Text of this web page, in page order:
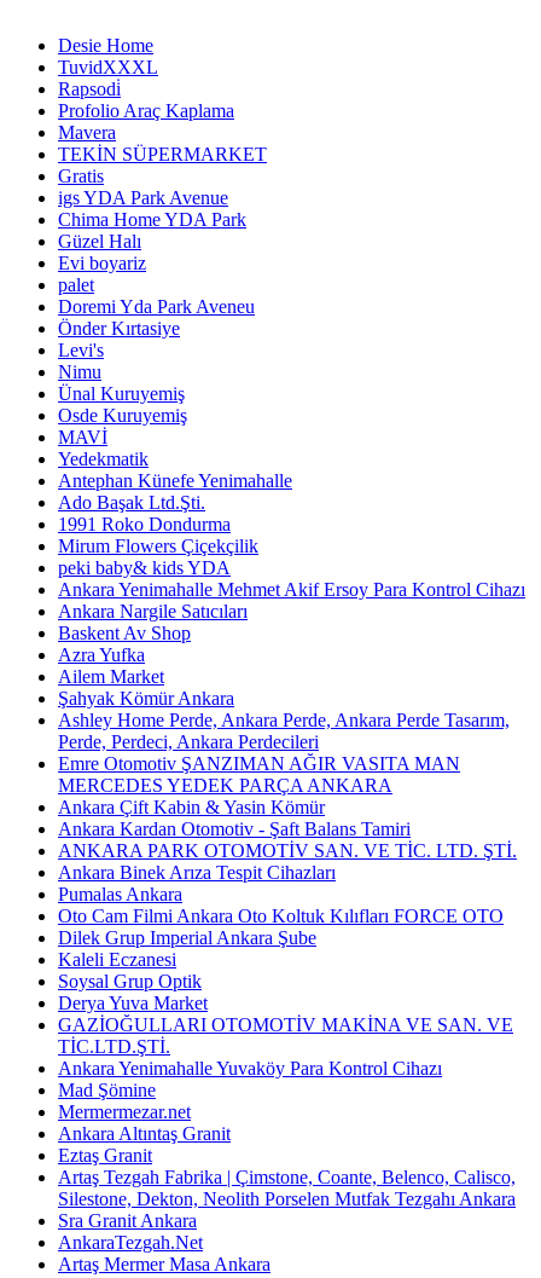
Desie Home
TuvidXXXL
Rapsodi̇
Profolio Araç Kaplama
Mavera
TEKİN SÜPERMARKET
Gratis
igs YDA Park Avenue
Chima Home YDA Park
Güzel Halı
Evi boyariz
palet
Doremi Yda Park Aveneu
Önder Kırtasiye
Levi's
Nimu
Ünal Kuruyemiş
Osde Kuruyemiş
MAVİ
Yedekmatik
Antephan Künefe Yenimahalle
Ado Başak Ltd.Şti.
1991 Roko Dondurma
Mirum Flowers Çiçekçilik
peki baby& kids YDA
Ankara Yenimahalle Mehmet Akif Ersoy Para Kontrol Cihazı
Ankara Nargile Satıcıları
Baskent Av Shop
Azra Yufka
Ailem Market
Şahyak Kömür Ankara
Ashley Home Perde, Ankara Perde, Ankara Perde Tasarım,
Perde, Perdeci, Ankara Perdecileri
Emre Otomotiv ŞANZIMAN AĞIR VASITA MAN
MERCEDES YEDEK PARÇA ANKARA
Ankara Çift Kabin & Yasin Kömür
Ankara Kardan Otomotiv - Şaft Balans Tamiri
ANKARA PARK OTOMOTİV SAN. VE TİC. LTD. ŞTİ.
Ankara Binek Arıza Tespit Cihazları
Pumalas Ankara
Oto Cam Filmi Ankara Oto Koltuk Kılıfları FORCE OTO
Dilek Grup Imperial Ankara Şube
Kaleli Eczanesi
Soysal Grup Optik
Derya Yuva Market
GAZİOĞULLARI OTOMOTİV MAKİNA VE SAN. VE
TİC.LTD.ŞTİ.
Ankara Yenimahalle Yuvaköy Para Kontrol Cihazı
Mad Şömine
Mermermezar.net
Ankara Altıntaş Granit
Eztaş Granit
Artaş Tezgah Fabrika | Çimstone, Coante, Belenco, Calisco,
Silestone, Dekton, Neolith Porselen Mutfak Tezgahı Ankara
Sra Granit Ankara
AnkaraTezgah.Net
Artaş Mermer Masa Ankara